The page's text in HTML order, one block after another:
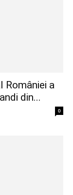
României a
din...
0